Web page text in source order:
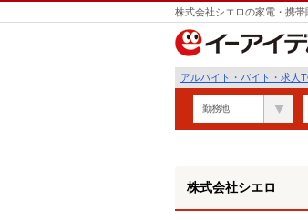
株式会社シエロの家電・携
アルバイト・バイト・求人
勤務地
株式会社シエロ